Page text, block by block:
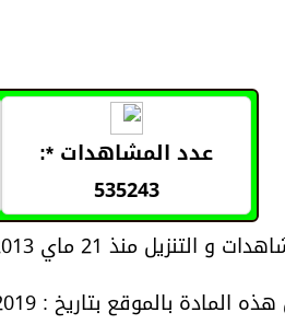
عدد المشاهدات *:
535243
2013 ، هذا العدد لمجموع المواد المتعلقة بموضوع المادة
بالموقع بتاريخ : 07/09/2019